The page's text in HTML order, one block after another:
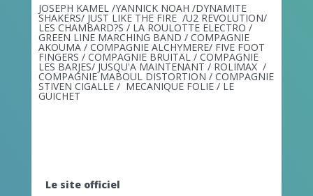
JOSEPH KAMEL /YANNICK NOAH /DYNAMITE
SHAKERS/ JUST LIKE THE FIRE /U2 REVOLUTION/
LES CHAMBARD?S / LA ROULOTTE ELECTRO /
GREEN LINE MARCHING BAND / COMPAGNIE
AKOUMA / COMPAGNIE ALCHYMERE/ FIVE FOOT
FINGERS / COMPAGNIE BRUITAL / COMPAGNIE
LES BARJES/ JUSQU'A MAINTENANT / ROLIMAX /
COMPAGNIE MABOUL DISTORTION / COMPAGNIE
STIVEN CIGALLE / MECANIQUE FOLIE / LE
GUICHET
Le site officiel